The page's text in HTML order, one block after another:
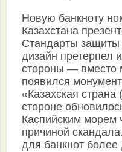
Новую банкноту
Казахстана
Стандарты
дизайн претерпел
стороны — вместо
появился
«Казахская
стороне
Каспийским морем
причиной
для банкнот более